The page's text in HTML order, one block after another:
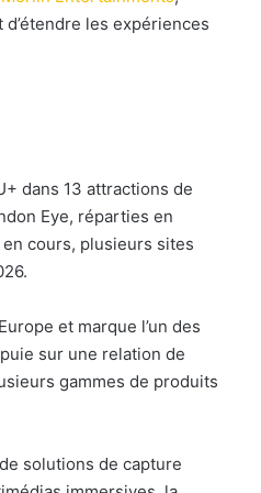
les expériences
dans 13 attractions de
Eye, réparties en
cours, plusieurs sites
et marque l’un des
sur une relation de
gammes de produits
solutions de capture